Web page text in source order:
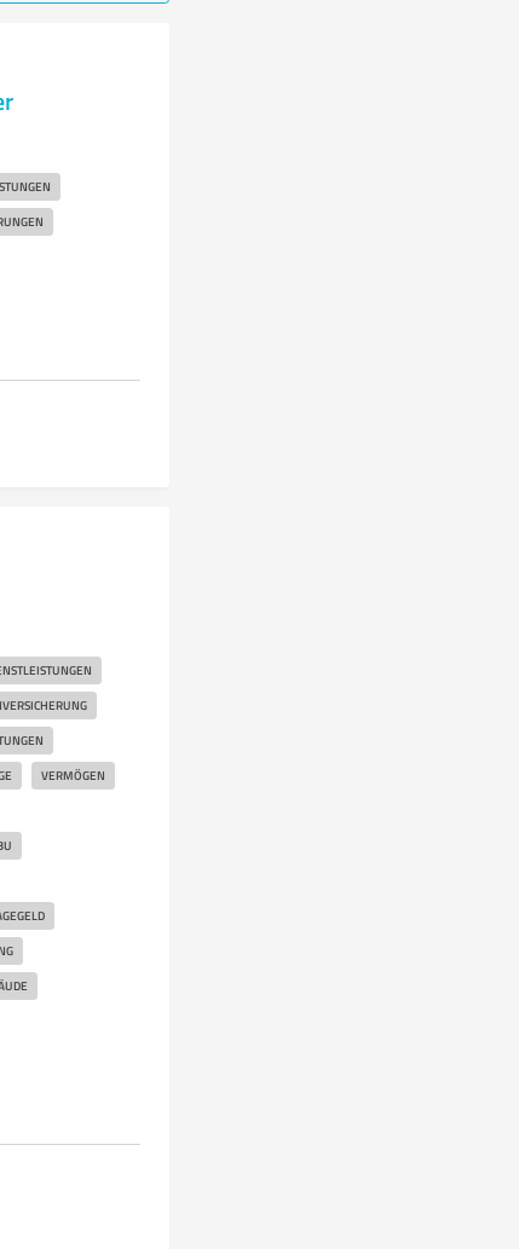
VERMÖGEN